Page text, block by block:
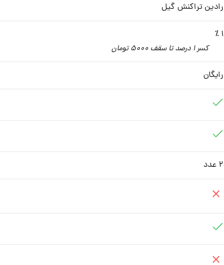
رادین تراکنش گیل
1 ٪
کسر 1 درصد تا سقف 5000 تومان
رایگان
2 عدد